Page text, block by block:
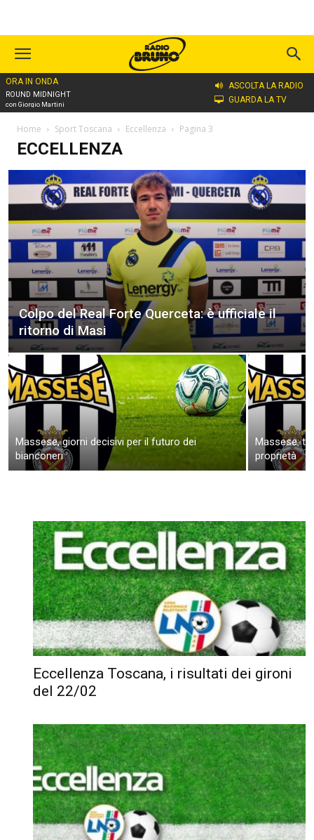
ORA IN ONDA
ROUND MIDNIGHT
con Giorgio Martini
ASCOLTA LA RADIO
GUARDA LA TV
Home Sport Toscana Eccellenza Pagina 3
ECCELLENZA
Colpo del Real Forte Querceta: è ufficiale il
ritorno di Masi
Massese, giorni decisivi per il futuro dei
bianconeri
Massese:
proprietà
Eccellenza Toscana, i risultati dei gironi
del 22/02